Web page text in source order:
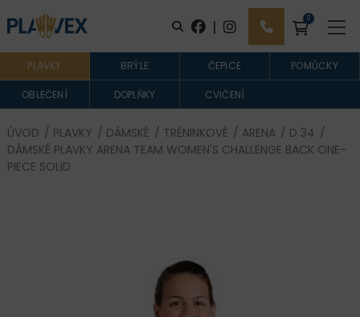
| 0
PLAVKY BRÝLE ČEPICE POMŮCKY
OBLEČENÍ DOPLŇKY CVIČENÍ
ÚVOD / PLAVKY / DÁMSKÉ / TRÉNINKOVÉ / ARENA / D 34 /
DÁMSKÉ PLAVKY ARENA TEAM WOMEN'S CHALLENGE BACK ONE-
PIECE SOLID